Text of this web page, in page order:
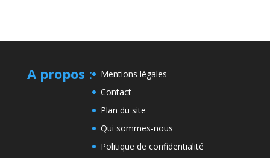
A propos :
Mentions légales
Contact
Plan du site
Qui sommes-nous
Politique de confidentialité